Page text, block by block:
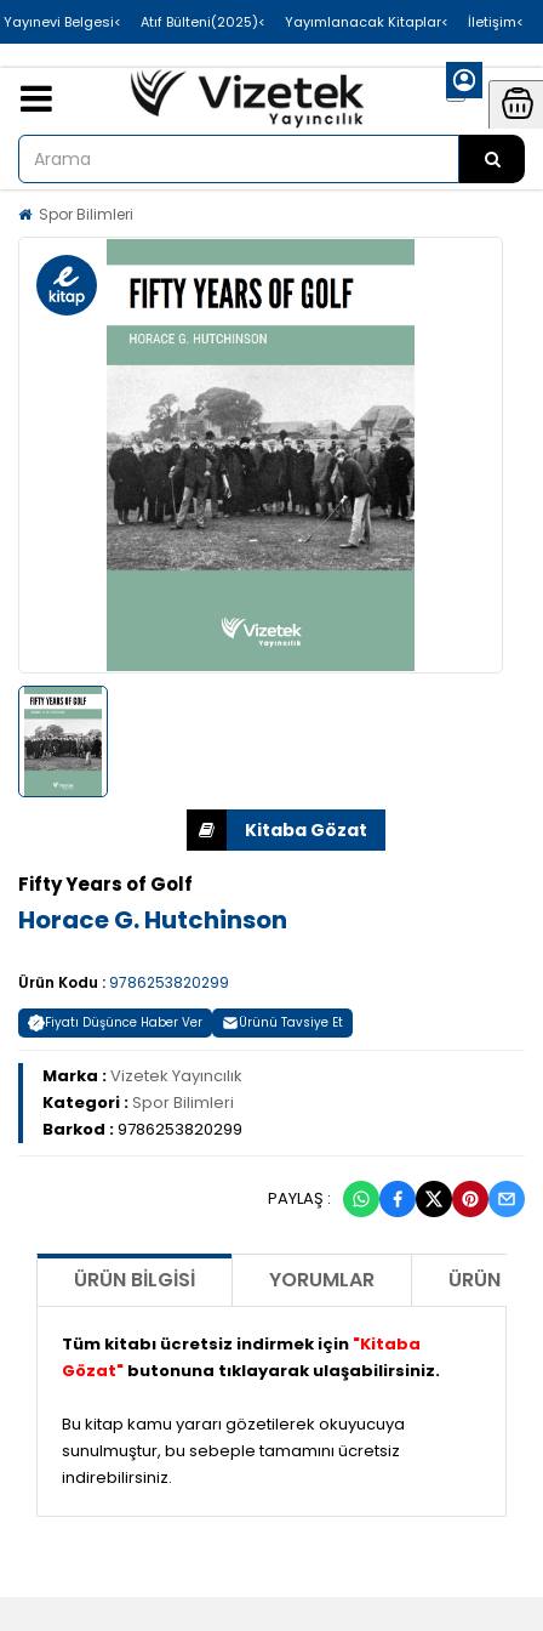
>İletişim
>Yayımlanacak Kitaplar
>Atıf Bülteni(2025)
>Uluslararası Yayınevi Belgesi
Spor Bilimleri
Fifty Years of Golf
Horace G. Hutchinson
Ürün Kodu : 9786253820299
Fiyatı Düşünce Haber Ver Ürünü Tavsiye Et
Marka :Vizetek Yayıncılık
Kategori :Spor Bilimleri
Barkod :9786253820299
PAYLAŞ :
ÜRÜN BILGISI YORUMLAR ÜRÜN
Tüm kitabı ücretsiz indirmek için "Kitaba
Gözat" butonuna tıklayarak ulaşabilirsiniz.
Bu kitap kamu yararı gözetilerek okuyucuya
sunulmuştur, bu sebeple tamamını ücretsiz
indirebilirsiniz.